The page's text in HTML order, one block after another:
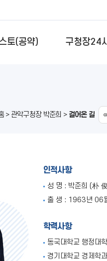
토(공약) 구청장24시
> 관악구청장 박준희 > 걸어온 길
인적사항
성 명 : 박준희 (朴
출 생 : 1963년 06
학력사항
동국대학교 행정대
경기대학교 경제학